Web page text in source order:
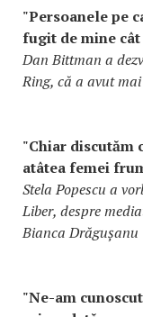
"Persoanele pe
fugit de mine
Dan Bittman a
Ring, că a avut
"Chiar discutăm
atâtea femei
Stela Popescu a
Liber, despre
Bianca Drăgușanu
"Ne-am